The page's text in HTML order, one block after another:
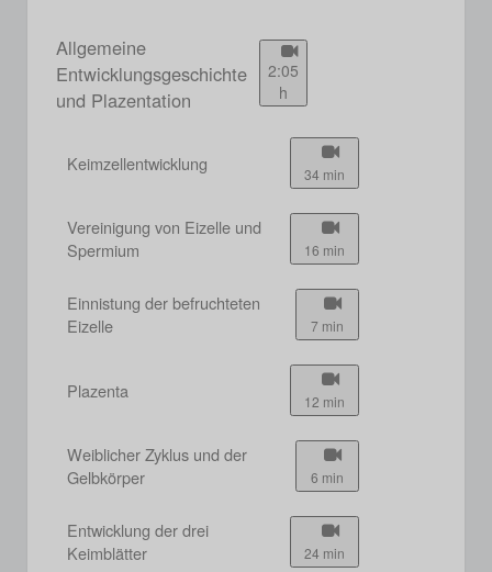
Allgemeine
Entwicklungsgeschichte
und Plazentation
2:05
h
Keimzellentwicklung 34 min
Vereinigung von Eizelle und
Spermium
16 min
Einnistung der befruchteten
Eizelle
7 min
Plazenta 12 min
Weiblicher Zyklus und der
Gelbkörper
6 min
Entwicklung der drei
Keimblätter
24 min